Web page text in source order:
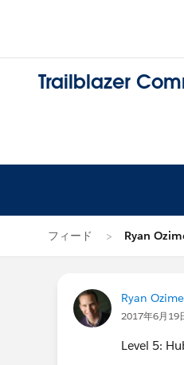
Trailblazer
フィード Ryan
Ryan
2017年6月19
Level 5: